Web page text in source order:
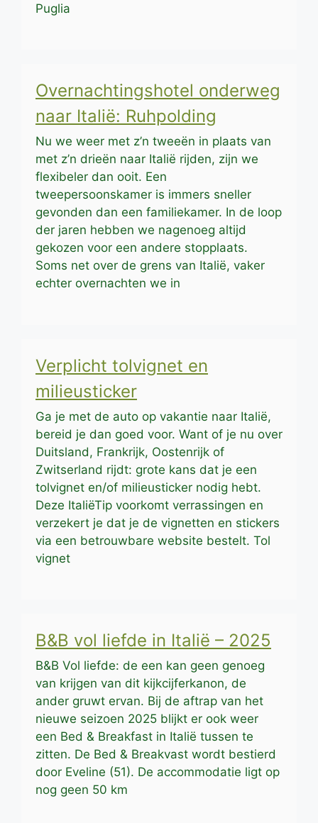
Puglia
Overnachtingshotel onderweg
naar Italië: Ruhpolding
Nu we weer met z’n tweeën in plaats van
met z’n drieën naar Italië rijden, zijn we
flexibeler dan ooit. Een
tweepersoonskamer is immers sneller
gevonden dan een familiekamer. In de loop
der jaren hebben we nagenoeg altijd
gekozen voor een andere stopplaats.
Soms net over de grens van Italië, vaker
echter overnachten we in
Verplicht tolvignet en
milieusticker
Ga je met de auto op vakantie naar Italië,
bereid je dan goed voor. Want of je nu over
Duitsland, Frankrijk, Oostenrijk of
Zwitserland rijdt: grote kans dat je een
tolvignet en/of milieusticker nodig hebt.
Deze ItaliëTip voorkomt verrassingen en
verzekert je dat je de vignetten en stickers
via een betrouwbare website bestelt. Tol
vignet
B&B vol liefde in Italië – 2025
B&B Vol liefde: de een kan geen genoeg
van krijgen van dit kijkcijferkanon, de
ander gruwt ervan. Bij de aftrap van het
nieuwe seizoen 2025 blijkt er ook weer
een Bed & Breakfast in Italië tussen te
zitten. De Bed & Breakvast wordt bestierd
door Eveline (51). De accommodatie ligt op
nog geen 50 km